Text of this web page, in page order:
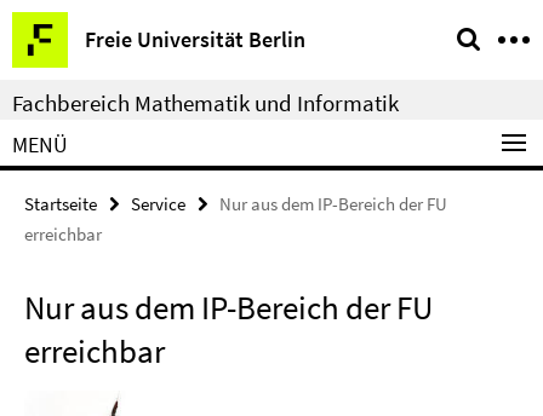
Springe
direkt
zu
Inhalt
Freie Universität Berlin
Service-
Navigation
Fachbereich Mathematik und Informatik
MENÜ
Startseite Service
Nur aus dem IP-Bereich der FU
erreichbar
Nur aus dem IP-Bereich der FU
erreichbar